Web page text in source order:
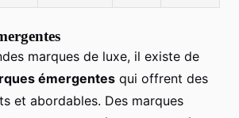
marques de luxe, il existe de
émergentes qui offrent des
et abordables. Des marques